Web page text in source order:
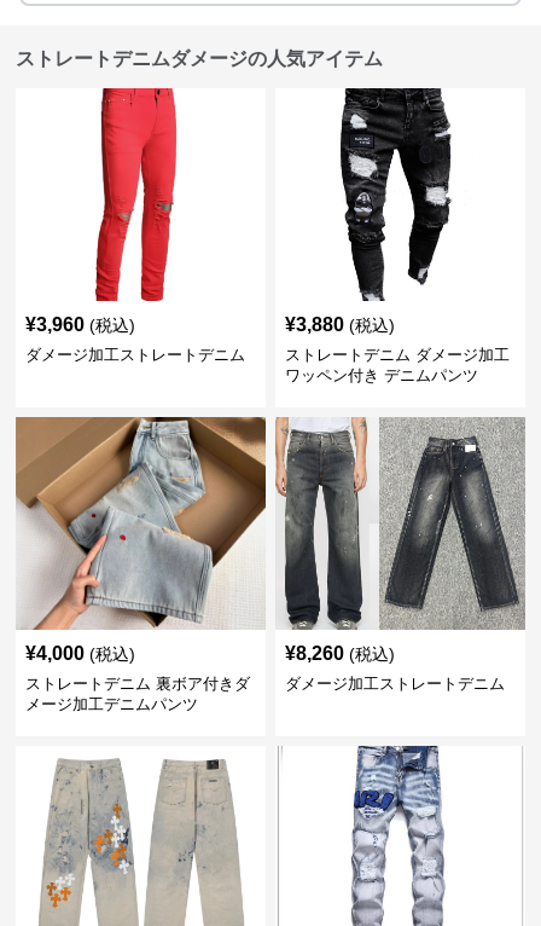
ストレートデニムダメージの人気アイテム
¥3,960 (税込)
ダメージ加工ストレートデニム
¥3,880 (税込)
ストレートデニム ダメージ加工
ワッペン付き デニムパンツ
¥4,000 (税込)
ストレートデニム 裏ボア付きダ
メージ加工デニムパンツ
¥8,260 (税込)
ダメージ加工ストレートデニム